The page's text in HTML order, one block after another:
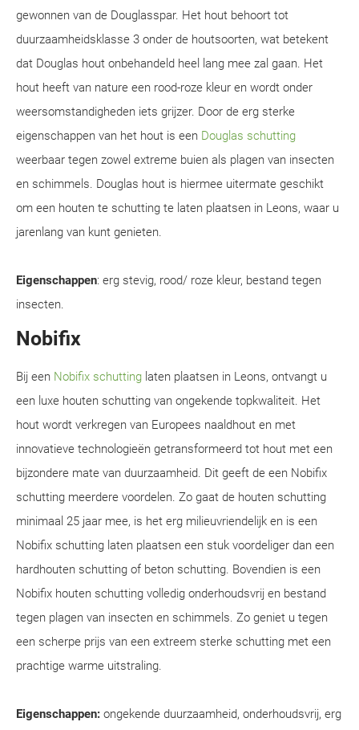
gewonnen van de Douglasspar. Het hout behoort tot
duurzaamheidsklasse 3 onder de houtsoorten, wat betekent
dat Douglas hout onbehandeld heel lang mee zal gaan. Het
hout heeft van nature een rood-roze kleur en wordt onder
weersomstandigheden iets grijzer. Door de erg sterke
eigenschappen van het hout is een Douglas schutting
weerbaar tegen zowel extreme buien als plagen van insecten
en schimmels. Douglas hout is hiermee uitermate geschikt
om een houten te schutting te laten plaatsen in Leons, waar u
jarenlang van kunt genieten.
Eigenschappen: erg stevig, rood/ roze kleur, bestand tegen
insecten.
Nobifix
Bij een Nobifix schutting laten plaatsen in Leons, ontvangt u
een luxe houten schutting van ongekende topkwaliteit. Het
hout wordt verkregen van Europees naaldhout en met
innovatieve technologieën getransformeerd tot hout met een
bijzondere mate van duurzaamheid. Dit geeft de een Nobifix
schutting meerdere voordelen. Zo gaat de houten schutting
minimaal 25 jaar mee, is het erg milieuvriendelijk en is een
Nobifix schutting laten plaatsen een stuk voordeliger dan een
hardhouten schutting of beton schutting. Bovendien is een
Nobifix houten schutting volledig onderhoudsvrij en bestand
tegen plagen van insecten en schimmels. Zo geniet u tegen
een scherpe prijs van een extreem sterke schutting met een
prachtige warme uitstraling.
Eigenschappen: ongekende duurzaamheid, onderhoudsvrij, erg